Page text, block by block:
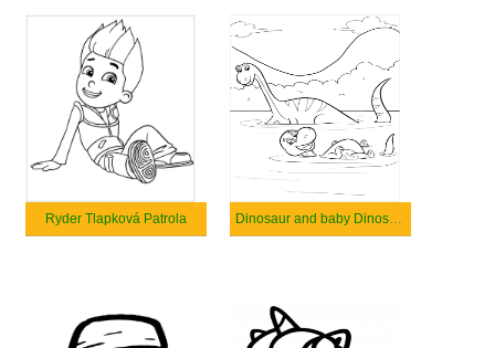
Ryder Tlapková Patrola Dinosaur and baby Dinosaur Swimming